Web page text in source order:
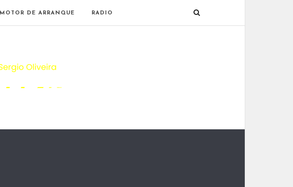
MOTOR DE ARRANQUE RADIO